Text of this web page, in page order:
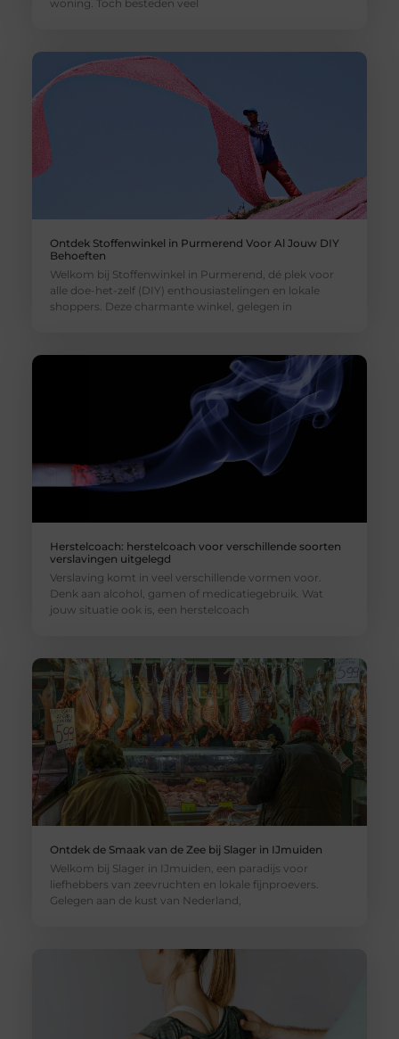
woning. Toch besteden veel
Ontdek Stoffenwinkel in Purmerend Voor Al Jouw DIY
Behoeften
Welkom bij Stoffenwinkel in Purmerend, dé plek voor
alle doe-het-zelf (DIY) enthousiastelingen en lokale
shoppers. Deze charmante winkel, gelegen in
Herstelcoach: herstelcoach voor verschillende soorten
verslavingen uitgelegd
Verslaving komt in veel verschillende vormen voor.
Denk aan alcohol, gamen of medicatiegebruik. Wat
jouw situatie ook is, een herstelcoach
Ontdek de Smaak van de Zee bij Slager in IJmuiden
Welkom bij Slager in IJmuiden, een paradijs voor
liefhebbers van zeevruchten en lokale fijnproevers.
Gelegen aan de kust van Nederland,